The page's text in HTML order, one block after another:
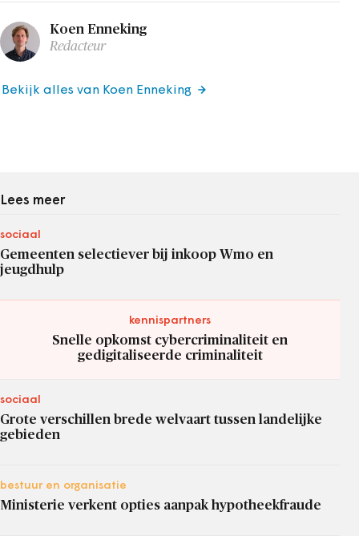
Koen Enneking
Redacteur
Bekijk alles van Koen Enneking
Lees meer
sociaal
Gemeenten selectiever bij inkoop Wmo en
jeugdhulp
kennispartners
Snelle opkomst cybercriminaliteit en
gedigitaliseerde criminaliteit
sociaal
Grote verschillen brede welvaart tussen landelijke
gebieden
bestuur en organisatie
Ministerie verkent opties aanpak hypotheekfraude